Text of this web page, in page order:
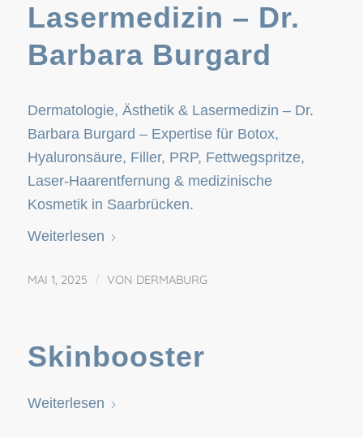
Lasermedizin – Dr.
Barbara Burgard
Dermatologie, Ästhetik & Lasermedizin – Dr.
Barbara Burgard – Expertise für Botox,
Hyaluronsäure, Filler, PRP, Fettwegspritze,
Laser-Haarentfernung & medizinische
Kosmetik in Saarbrücken.
Weiterlesen
MAI 1, 2025 / VON DERMABURG
Skinbooster
Weiterlesen